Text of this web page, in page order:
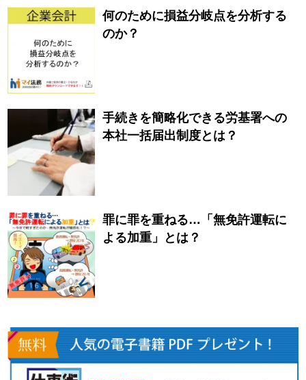
何のために損益分岐点を分析する
のか？
手続きを簡略化できる労基署への
本社一括届出制度とは？
罪に罪を重ねる…「無免許運転に
よる加重」とは？